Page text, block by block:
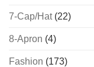
7-Cap/Hat(22)
8-Apron (4)
Fashion (173)